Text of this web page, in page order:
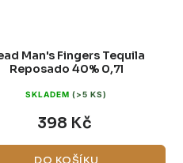
Man's Fingers Tequila
Reposado 40% 0,7l
SKLADEM(>5 KS)
398 Kč
DO KOŠÍKU